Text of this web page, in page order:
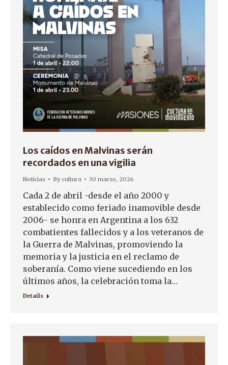
Los caídos en Malvinas serán
recordados en una vigilia
Noticias Bycultura 30 marzo, 2026
Cada 2 de abril -desde el año 2000 y
establecido como feriado inamovible desde
2006- se honra en Argentina a los 632
combatientes fallecidos y a los veteranos de
la Guerra de Malvinas, promoviendo la
memoria y la justicia en el reclamo de
soberanía. Como viene sucediendo en los
últimos años, la celebración toma la…
Details